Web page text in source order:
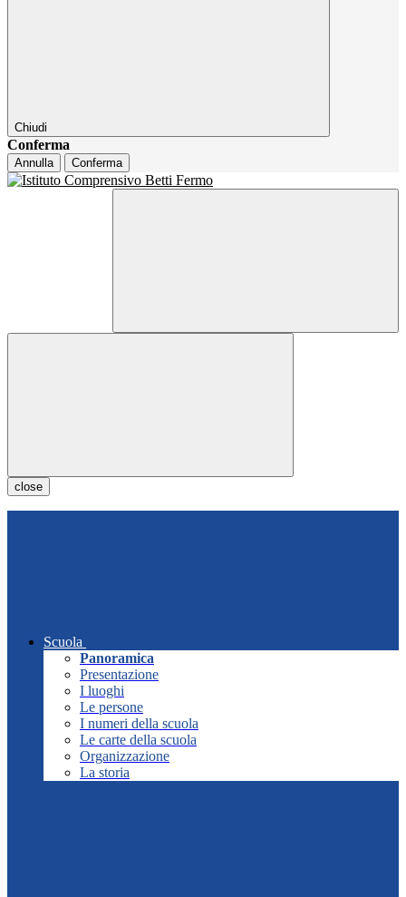
Chiudi
Conferma
Annulla Conferma
close
Scuola
Panoramica
Presentazione
I luoghi
Le persone
I numeri della scuola
Le carte della scuola
Organizzazione
La storia